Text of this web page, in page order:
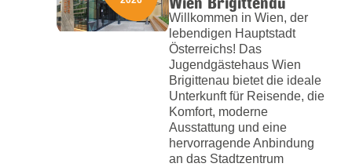
Willkommen in Wien, der
lebendigen Hauptstadt
Österreichs! Das
Jugendgästehaus Wien
Brigittenau bietet die ideale
Unterkunft für Reisende, die
Komfort, moderne
Ausstattung und eine
hervorragende Anbindung
an das Stadtzentrum